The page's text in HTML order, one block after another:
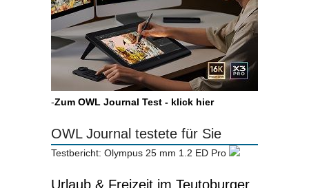
-Zum OWL Journal Test - klick hier
OWL Journal testete für Sie
Testbericht: Olympus 25 mm 1.2 ED Pro
Urlaub & Freizeit im Teutoburger